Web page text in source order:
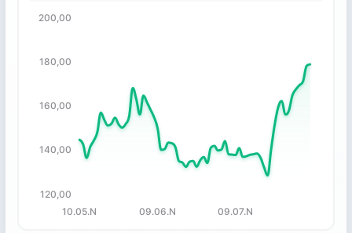
Chart with 66 data points.
The chart has 1 X axis displaying categories.
The chart has 1 Y axis displaying values. Data ranges
10.05.N 09.06.N 09.07.N
120,00
140,00
160,00
180,00
200,00